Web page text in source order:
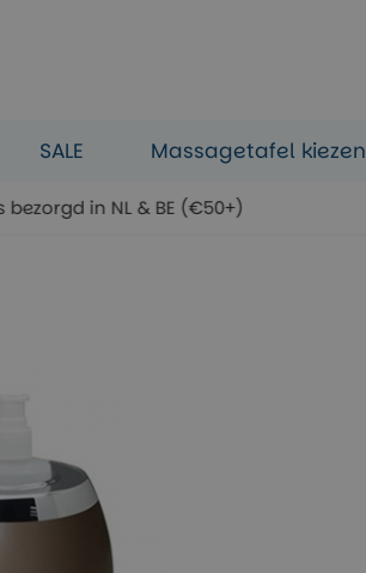
SALE Massagetafel kiezen
bezorgd in NL & BE (€50+)